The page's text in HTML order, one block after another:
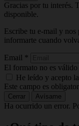
Gracias por tu interés.
disponible.
Escribe tu e-mail y nos
informarte cuando
Email *
El formato no es válido
He leído y acepto la
Este campo es
Cerrar Avísame
Ha ocurrido un error.